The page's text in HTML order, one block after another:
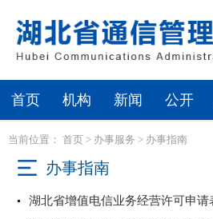
首页 机构 新闻 公开
当前位置： 首页 > 办事服务 > 办事指南
办事指南
湖北省增值电信业务经营许可申请